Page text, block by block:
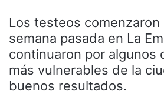
Los testeos comenzaron
semana pasada en La
continuaron por algunos
más vulnerables de la
buenos resultados.